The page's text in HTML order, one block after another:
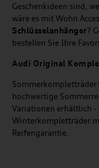
Geschenkideen sind,
wäre es mit Wohn
Schlüsselanhänger?
bestellen Sie Ihre
Audi Original
Sommerkompletträder
hochwertige
Variationen erhältlich -
Winterkompletträder
Reifengarantie.